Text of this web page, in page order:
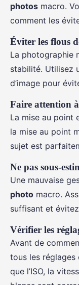
photos macro.
comment les
Éviter les flous
La photographie
stabilité. Utilisez
d’image pour
Faire attention
La mise au point
la mise au point
sujet est
Ne pas sous-
Une mauvaise
photo macro.
suffisant et
Vérifier les
Avant de
tous les
que l’ISO, la